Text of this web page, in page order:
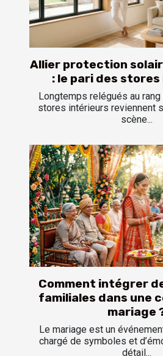
Allier protection
: le pari des
Longtemps relégués au
stores intérieurs reviennent
scène...
Comment intégrer
familiales dans une
mariage
Le mariage est un
chargé de symboles et
détail...